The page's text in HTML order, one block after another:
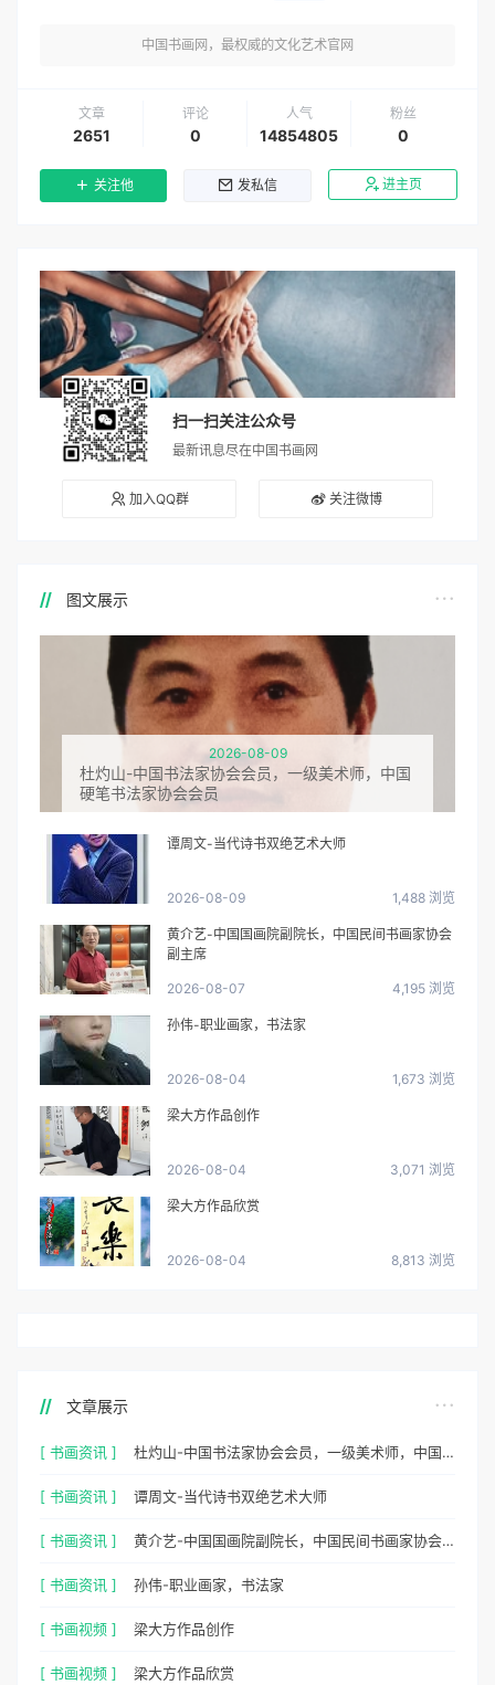
中国书画网，最权威的文化艺术官网
文章
2651
评论
0
人气
14854805
粉丝
0
关注他 发私信 进主页
扫一扫关注公众号
最新讯息尽在中国书画网
加入QQ群 关注微博
图文展示
2026-08-09
杜灼山-中国书法家协会会员，一级美术师，中国
硬笔书法家协会会员
谭周文-当代诗书双绝艺术大师
2026-08-09 1,488 浏览
黄介艺-中国国画院副院长，中国民间书画家协会
副主席
2026-08-07 4,195 浏览
孙伟-职业画家，书法家
2026-08-04 1,673 浏览
梁大方作品创作
2026-08-04 3,071 浏览
梁大方作品欣赏
2026-08-04 8,813 浏览
文章展示
[ 书画资讯 ] 杜灼山-中国书法家协会会员，一级美术师，中国硬笔书法家协会会员
[ 书画资讯 ] 谭周文-当代诗书双绝艺术大师
[ 书画资讯 ] 黄介艺-中国国画院副院长，中国民间书画家协会副主席
[ 书画资讯 ] 孙伟-职业画家，书法家
[ 书画视频 ] 梁大方作品创作
[ 书画视频 ] 梁大方作品欣赏